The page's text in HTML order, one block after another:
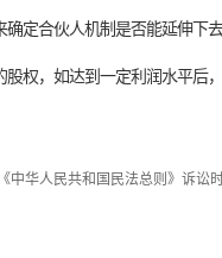
定合伙人机制是否能延伸下去
权，如达到一定利润水平后
中华人民共和国民法总则》诉讼